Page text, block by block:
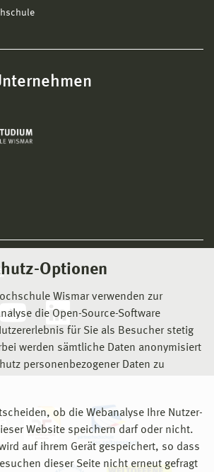
Optionen
Wismar verwenden zur
die Open-Source-Software
für Sie als Besucher stetig
werden sämtliche Daten anonymisiert
personenbezogener Daten zu
ob die Webanalyse Ihre Nutzer-
Website speichern darf oder nicht.
auf ihrem Gerät gespeichert, so dass
dieser Seite nicht erneut gefragt